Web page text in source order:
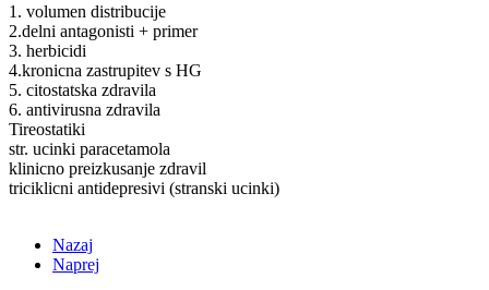
1. volumen distribucije
2.delni antagonisti + primer
3. herbicidi
4.kronicna zastrupitev s HG
5. citostatska zdravila
6. antivirusna zdravila
Tireostatiki
str. ucinki paracetamola
klinicno preizkusanje zdravil
triciklicni antidepresivi (stranski ucinki)
Nazaj
Naprej